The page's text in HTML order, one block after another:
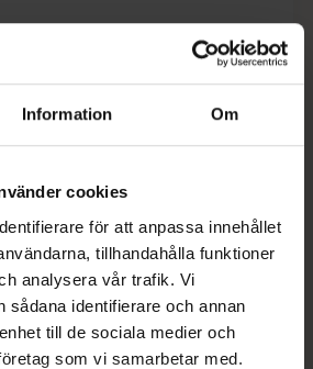
Information Om
cookies
för att anpassa innehållet
tillhandahålla funktioner
analysera vår trafik. Vi
sådana identifierare och annan
till de sociala medier och
som vi samarbetar med.
kr
3135,40 kr
via ditt recept